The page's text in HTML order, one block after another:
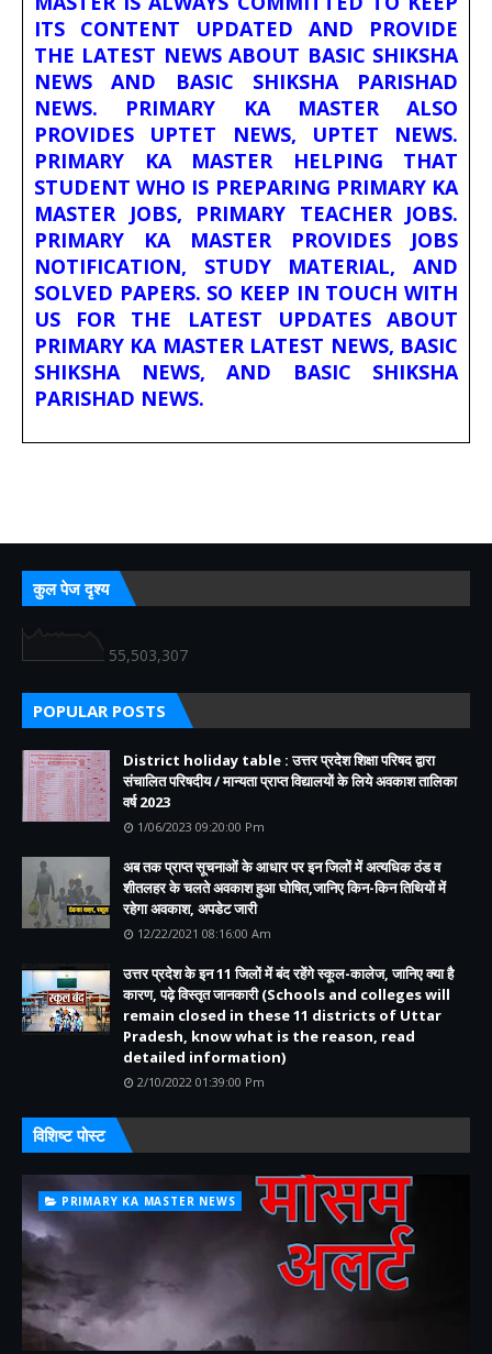
ITS CONTENT UPDATED AND PROVIDE
THE LATEST NEWS ABOUT BASIC SHIKSHA
NEWS AND BASIC SHIKSHA PARISHAD
NEWS. PRIMARY KA MASTER ALSO
PROVIDES UPTET NEWS, UPTET NEWS.
PRIMARY KA MASTER HELPING THAT
STUDENT WHO IS PREPARING PRIMARY KA
MASTER JOBS, PRIMARY TEACHER JOBS.
PRIMARY KA MASTER PROVIDES JOBS
NOTIFICATION, STUDY MATERIAL, AND
SOLVED PAPERS. SO KEEP IN TOUCH WITH
US FOR THE LATEST UPDATES ABOUT
PRIMARY KA MASTER LATEST NEWS, BASIC
SHIKSHA NEWS, AND BASIC SHIKSHA
PARISHAD NEWS.
कुल पेज दृश्य
55,503,307
POPULAR POSTS
District holiday table : उत्तर प्रदेश शिक्षा परिषद द्वारा
संचालित परिषदीय / मान्यता प्राप्त विद्यालयों के लिये अवकाश तालिका
वर्ष 2023
1/06/2023 09:20:00 Pm
अब तक प्राप्त सूचनाओं के आधार पर इन जिलों में अत्यधिक ठंड व
शीतलहर के चलते अवकाश हुआ घोषित,जानिए किन-किन तिथियों में
रहेगा अवकाश, अपडेट जारी
12/22/2021 08:16:00 Am
उत्तर प्रदेश के इन 11 जिलों में बंद रहेंगे स्कूल-कालेज, जानिए क्या है
कारण, पढ़े विस्तृत जानकारी (Schools and colleges will
remain closed in these 11 districts of Uttar
Pradesh, know what is the reason, read
detailed information)
2/10/2022 01:39:00 Pm
विशिष्ट पोस्ट
PRIMARY KA MASTER NEWS